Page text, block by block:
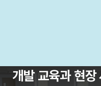
개발 교육과 현